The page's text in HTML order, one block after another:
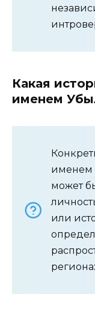
Какая
именем
именем
может
или